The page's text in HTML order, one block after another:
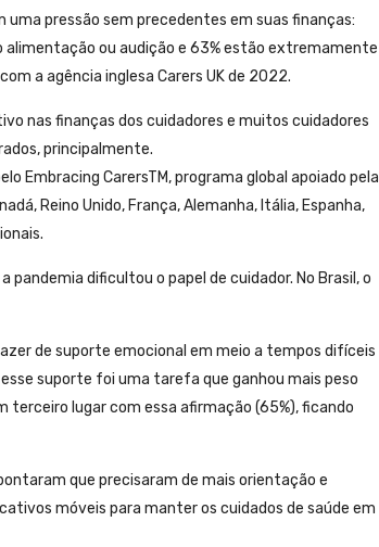
pressão sem precedentes em suas finanças:
ou audição e 63% estão extremamente
a agência inglesa Carers UK de 2022.
nas finanças dos cuidadores e muitos cuidadores
principalmente.
Embracing CarersTM, programa global apoiado pela
Reino Unido, França, Alemanha, Itália, Espanha,
pandemia dificultou o papel de cuidador. No Brasil, o
de suporte emocional em meio a tempos difíceis
suporte foi uma tarefa que ganhou mais peso
terceiro lugar com essa afirmação (65%), ficando
que precisaram de mais orientação e
móveis para manter os cuidados de saúde em